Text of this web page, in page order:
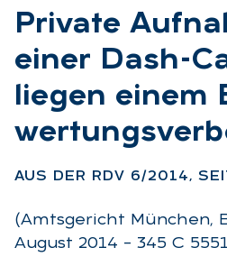
:Pri­va­te
ei­ner Dash-
lie­gen ei­nem
AUS DER RDV 6/2014,
(Amtsgericht München,
August 2014 – 345 C